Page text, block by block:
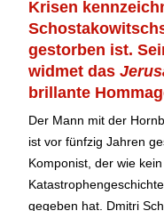
Krisen
gestorben ist.
widmet das
brillante
Der Mann mit der
ist vor fünfzig Jahren
Komponist, der wie
gegeben hat. Dmitri